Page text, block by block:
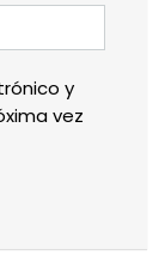
y
vez